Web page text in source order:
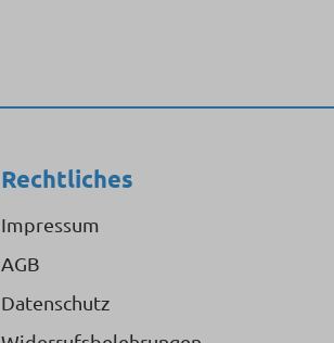
Rechtliches
Impressum
AGB
Datenschutz